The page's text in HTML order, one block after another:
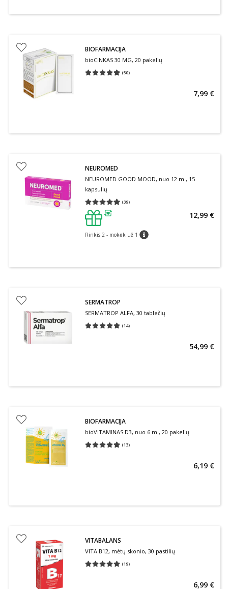
BIOFARMACIJA
bioCINKAS 30 MG, 20 pakelių
(50)
Vidutinis įvertinimas 4.92
7,99 €
NEUROMED
NEUROMED GOOD MOOD, nuo 12 m., 15
kapsulių
(39)
Vidutinis įvertinimas 4.95
patarimas
Rinkis 2 - mokėk už 1 patarimas
12,99 €
SERMATROP
SERMATROP ALFA, 30 tablečių
(14)
Vidutinis įvertinimas 5.00
54,99 €
BIOFARMACIJA
bioVITAMINAS D3, nuo 6 m., 20 pakelių
(13)
Vidutinis įvertinimas 4.85
6,19 €
VITABALANS
VITA B12, mėtų skonio, 30 pastilių
(19)
Vidutinis įvertinimas 5.00
6,99 €